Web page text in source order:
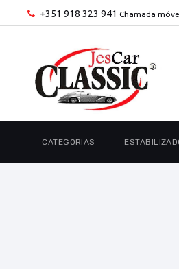
+351 918 323 941 Chamada
CATEGORIAS